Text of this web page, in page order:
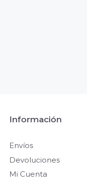
Información
Envíos
Devoluciones
Mi Cuenta